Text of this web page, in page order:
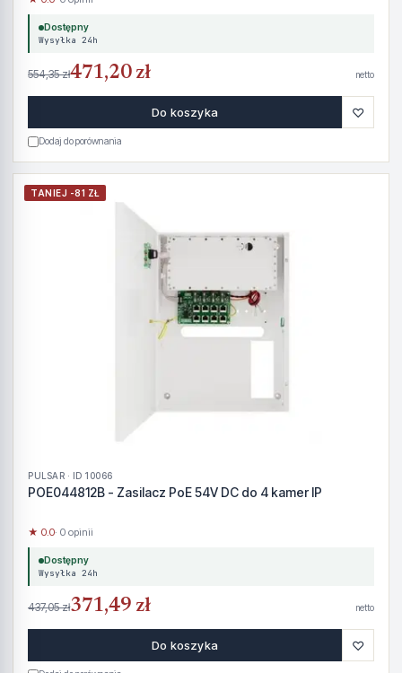
Dostępny
Wysyłka 24h
554,35 zł471,20 zł netto
Do koszyka ♡
Dodaj do porównania
TANIEJ -81 ZŁ
PULSAR · ID 10066
POE044812B - Zasilacz PoE 54V DC do 4 kamer IP
★ 0.0· 0 opinii
Dostępny
Wysyłka 24h
437,05 zł371,49 zł netto
Do koszyka ♡